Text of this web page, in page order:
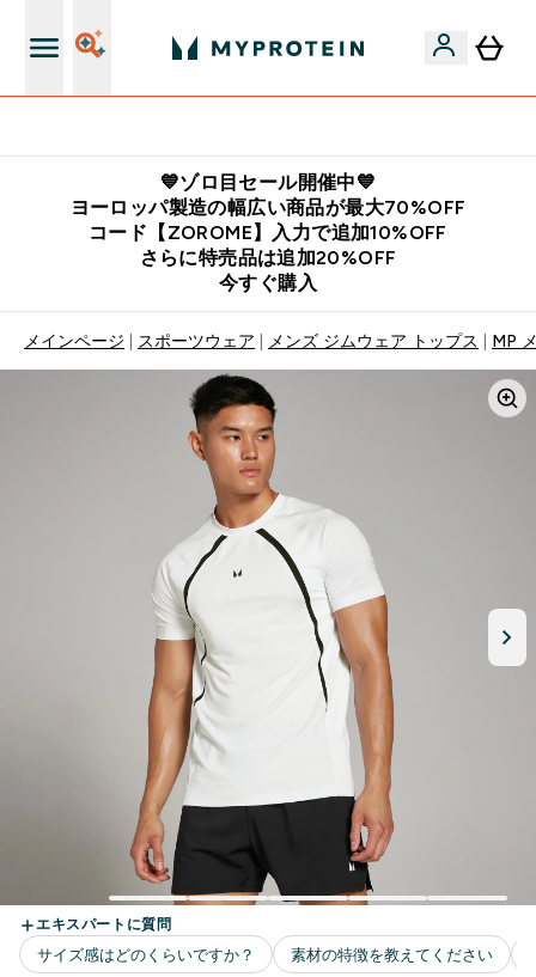
💙ゾロ目セール開催中💙
ヨーロッパ製造の幅広い商品が最大70%OFF
コード【ZOROME】入力で追加10%OFF
さらに特売品は追加20%OFF
今すぐ購入
メインページ スポーツウェア メンズ ジムウェア トップス MP